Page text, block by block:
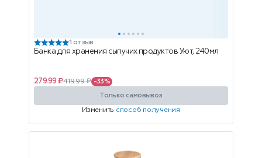
1 отзыв
Банка для хранения сыпучих продуктов Уют, 240мл
279.99 ₽419.99 ₽ -33%
Только самовывоз
Изменить способ получения